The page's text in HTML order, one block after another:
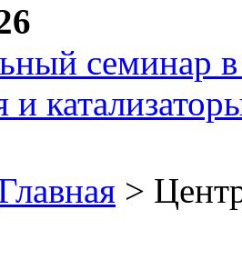
семинар в
>